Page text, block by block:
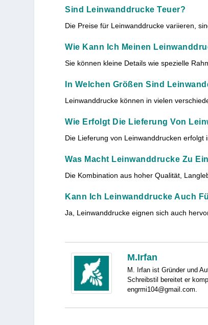
Sind Leinwanddrucke Teuer?
Die Preise für Leinwanddrucke variieren,
Wie Kann Ich Meinen
Sie können kleine Details wie spezielle
In Welchen Größen Sind
Leinwanddrucke können in vielen
Wie Erfolgt Die Lieferung Von
Die Lieferung von Leinwanddrucken erfolgt
Was Macht Leinwanddrucke Zu
Die Kombination aus hoher Qualität,
Kann Ich Leinwanddrucke Auch
Ja, Leinwanddrucke eignen sich auch
M.Irfan
M. Irfan ist Gründer und
Schreibstil bereitet er
engrmi104@gmail.com.